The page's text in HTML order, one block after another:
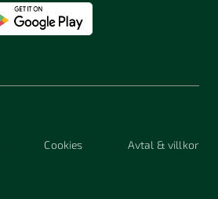
Cookies Avtal & villkor